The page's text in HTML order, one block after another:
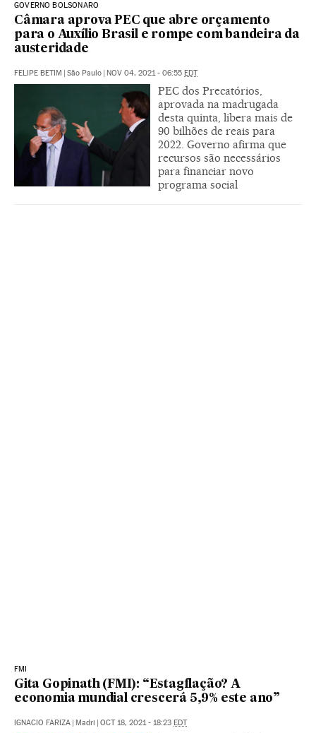
GOVERNO BOLSONARO
Câmara aprova PEC que abre orçamento
para o Auxílio Brasil e rompe com bandeira da
austeridade
FELIPE BETIM São Paulo NOV 04, 2021 - 06:55 EDT
PEC dos Precatórios,
aprovada na madrugada
desta quinta, libera mais de
90 bilhões de reais para
2022. Governo afirma que
recursos são necessários
para financiar novo
programa social
FMI
Gita Gopinath (FMI): “Estagflação? A
economia mundial crescerá 5,9% este ano”
IGNACIO FARIZA Madri OCT 18, 2021 - 18:23 EDT